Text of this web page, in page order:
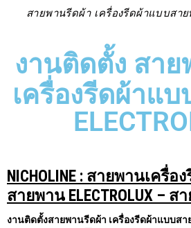
สายพานรีดผ้า เครื่องรีดผ้าแบบสา
งานติดตั้ง สา
เครื่องรีดผ้าแ
NICHOLINE : สายพานเครื่อ
สายพาน ELECTROLUX –
งานติดตั้งสายพานรีดผ้า เครื่องรีดผ้าแบบสา